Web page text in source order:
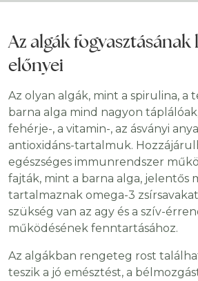
Az algák fogyasztásának
előnyei
Az olyan algák, mint a spirulina, a
barna alga mind nagyon
fehérje-, a vitamin-, az ásványi
antioxidáns-tartalmuk.
egészséges immunrendszer
fajták, mint a barna alga, jelentős
tartalmaznak omega-3
szükség van az agy és a szív-
működésének fenntartásához.
Az algákban rengeteg rost
teszik a jó emésztést, a